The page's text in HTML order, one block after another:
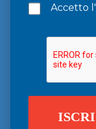
Accetto l'